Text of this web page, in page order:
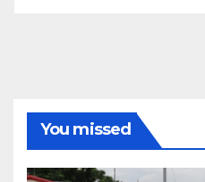
You missed